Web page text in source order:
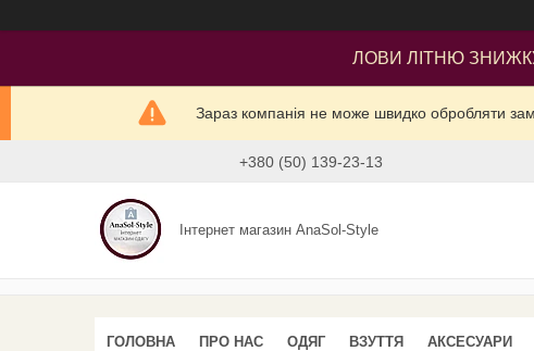
ЛОВИ ЛІТНЮ
Зараз компанія не може швидко обробляти
+380 (50) 139-23-13
Інтернет магазин AnaSol-Style
ГОЛОВНА ПРО НАС ОДЯГ ВЗУТТЯ АКСЕСУАРИ